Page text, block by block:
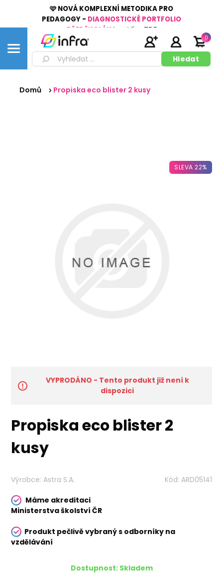
🩷 NOVÁ KOMPLEXNÍ METODIKA PRO
PEDAGOGY - DIAGNOSTICKÉ PORTFOLIO
PŘEDŠKOLÁKA
Více ZDE
0
Domů Propiska eco blister 2 kusy
SLEVA 22%
VYPRODÁNO - Tento produkt již není k
dispozici
Propiska eco blister 2
kusy
Výrobce: Astra S.A. Kód: ARD05141
Máme akreditaci
Ministerstva školství ČR
Produkt pečlivě vybraný s odborníky na
vzdělávání
Dostupnost: Skladem